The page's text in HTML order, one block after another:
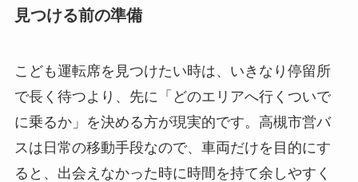
見つける前の準備
こども運転席を見つけたい時は、いきなり停留所
で長く待つより、先に「どのエリアへ行くついで
に乗るか」を決める方が現実的です。高槻市営バ
スは日常の移動手段なので、車両だけを目的にす
ると、出会えなかった時に時間を持て余しやすく